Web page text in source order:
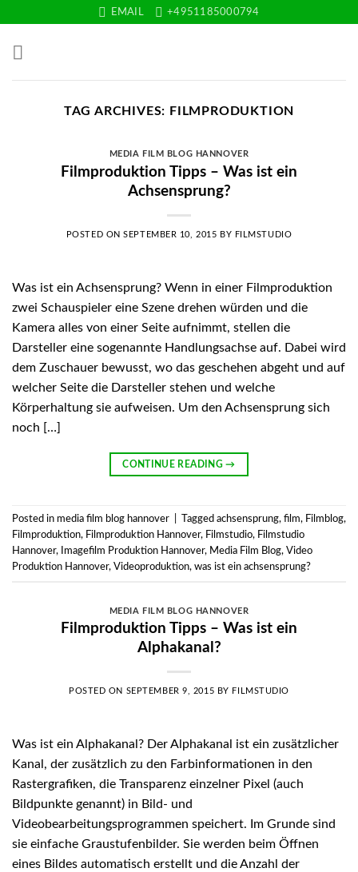
content
EMAIL +4951185000794
TAG ARCHIVES: FILMPRODUKTION
MEDIA FILM BLOG HANNOVER
Filmproduktion Tipps – Was ist ein
Achsensprung?
POSTED ONSEPTEMBER 10, 2015 BY FILMSTUDIO
Was ist ein Achsensprung? Wenn in einer Filmproduktion
zwei Schauspieler eine Szene drehen würden und die
Kamera alles von einer Seite aufnimmt, stellen die
Darsteller eine sogenannte Handlungsachse auf. Dabei wird
dem Zuschauer bewusst, wo das geschehen abgeht und auf
welcher Seite die Darsteller stehen und welche
Körperhaltung sie aufweisen. Um den Achsensprung sich
noch […]
CONTINUE READING→
Posted in media film blog hannover Tagged achsensprung, film, Filmblog,
Filmproduktion, Filmproduktion Hannover, Filmstudio, Filmstudio
Hannover, Imagefilm Produktion Hannover, Media Film Blog, Video
Produktion Hannover, Videoproduktion, was ist ein achsensprung?
MEDIA FILM BLOG HANNOVER
Filmproduktion Tipps – Was ist ein
Alphakanal?
POSTED ON SEPTEMBER 9, 2015 BY FILMSTUDIO
Was ist ein Alphakanal? Der Alphakanal ist ein zusätzlicher
Kanal, der zusätzlich zu den Farbinformationen in den
Rastergrafiken, die Transparenz einzelner Pixel (auch
Bildpunkte genannt) in Bild- und
Videobearbeitungsprogrammen speichert. Im Grunde sind
sie einfache Graustufenbilder. Sie werden beim Öffnen
eines Bildes automatisch erstellt und die Anzahl der